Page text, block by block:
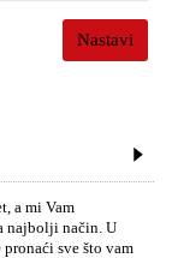
Nastavi
a mi Vam
najbolji način. U
sve što vam